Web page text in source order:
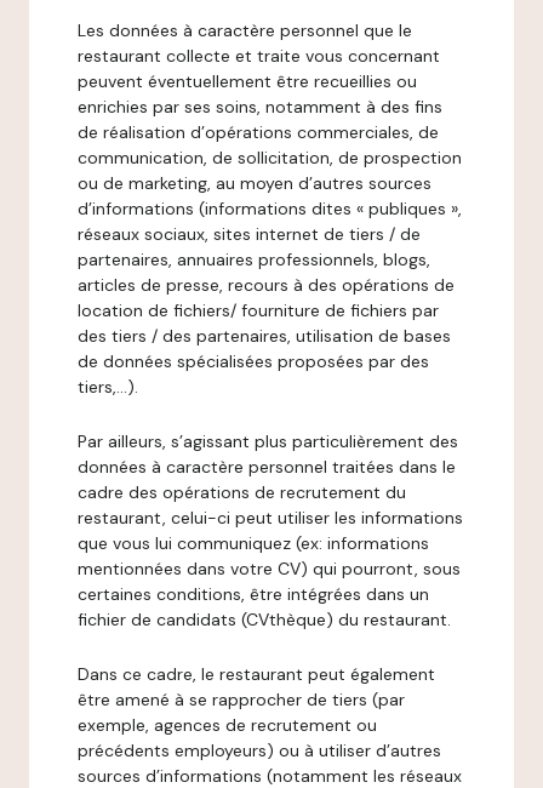
Les données à caractère personnel que le
restaurant collecte et traite vous concernant
peuvent éventuellement être recueillies ou
enrichies par ses soins, notamment à des fins
de réalisation d’opérations commerciales, de
communication, de sollicitation, de prospection
ou de marketing, au moyen d’autres sources
d’informations (informations dites « publiques »,
réseaux sociaux, sites internet de tiers / de
partenaires, annuaires professionnels, blogs,
articles de presse, recours à des opérations de
location de fichiers/ fourniture de fichiers par
des tiers / des partenaires, utilisation de bases
de données spécialisées proposées par des
tiers,…).
Par ailleurs, s’agissant plus particulièrement des
données à caractère personnel traitées dans le
cadre des opérations de recrutement du
restaurant, celui-ci peut utiliser les informations
que vous lui communiquez (ex: informations
mentionnées dans votre CV) qui pourront, sous
certaines conditions, être intégrées dans un
fichier de candidats (CVthèque) du restaurant.
Dans ce cadre, le restaurant peut également
être amené à se rapprocher de tiers (par
exemple, agences de recrutement ou
précédents employeurs) ou à utiliser d’autres
sources d’informations (notamment les réseaux